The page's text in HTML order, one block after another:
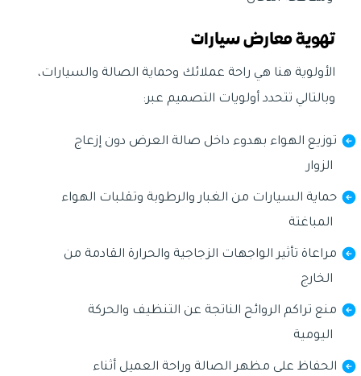
تهوية معارض سيارات
الأولوية هنا هي راحة عملائك وحماية الصالة والسيارات،
وبالتالي تتحدد أولويات التصميم عبر:
توزيع الهواء بهدوء داخل صالة العرض دون إزعاج
الزوار
حماية السيارات من الغبار والرطوبة وتقلبات الهواء
المباغتة
مراعاة تأثير الواجهات الزجاجية والحرارة القادمة من
الخارج
منع تراكم الروائح الناتجة عن التنظيف والحركة
اليومية
الحفاظ على مظهر الصالة وراحة العميل أثناء